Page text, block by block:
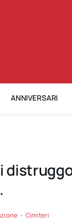
ANNIVERSARI
- Cimiteri